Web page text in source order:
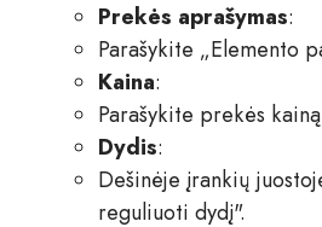
Prekės aprašymas:
Parašykite „Elemento
Kaina:
Parašykite prekės
Dydis:
Dešinėje įrankių
reguliuoti dydį".